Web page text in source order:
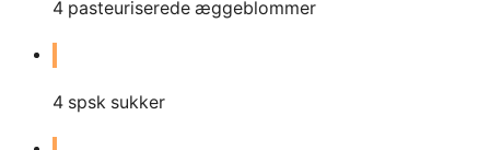
4 pasteuriserede æggeblommer
4 spsk sukker